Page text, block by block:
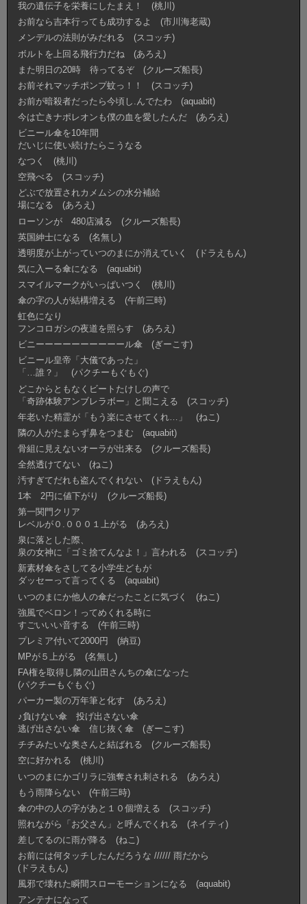
我の遺伝子を栄養にしたまえ！ (桃川)
お前なら吉本行っても成功するよ (市川海老蔵)
メンデルの法則がみだれる (スコッチ)
ボルトを上回る飛行力だね (あろえ)
また明日の20時 待ってるぞ (クルーズ船長)
お前それマッチポンプ蚊っ！！ (スコッチ)
お前が暗殺者だったら今頃し.んでたわ (aquabit)
今は亡きナポレオンも僕の血を愛したんだ (あろえ)
ビニール傘を10年間
だいじに使い続けたらこうなる
なつく (桃川)
空飛べる (スコッチ)
どぶで放置されカメムシの水分補給
場になる (あろえ)
ローソンが 480店減る (クルーズ船長)
英国紳士になる (名無し)
透明度が上がっていつのまにか消えていく (ドラえもん)
気に入ーる傘になる (aquabit)
スマイルマークがいっぱいつく (桃川)
傘の字の人が結構増える (午前三時)
虹色になり
フンコロガシの夜道を照らす (あろえ)
ビニーーーーーーーーーール傘 (ぎーこす)
ビニール皇帝「大儀であった」
「…誰？」 (パクチーもぐもぐ)
どこからともなくビートたけしの声で
「奇跡体験アンブレラボー」と聞こえる (スコッチ)
年老いた精霊が「もう楽にさせてくれ…」 (ねこ)
隣の人がたまらず鼻をつまむ (aquabit)
骨組に見えないオーラが出来る (クルーズ船長)
全然透けてない (ねこ)
汚すぎてだれも盗んでくれない (ドラえもん)
1本 2円に値下がり (クルーズ船長)
第一関門クリア
レベルが０.０００１上がる (あろえ)
泉に落とした際、
泉の女神に「ゴミ捨てんなよ！」言われる (スコッチ)
新素材傘をさしてる小学生どもが
ダッセーって言ってくる (aquabit)
いつのまにか他人の傘だったことに気づく (ねこ)
強風でベロン！ってめくれる時に
すごいいい音する (午前三時)
プレミア付いて2000円 (納豆)
MPが５上がる (名無し)
FA権を取得し隣の山田さんちの傘になった
(パクチーもぐもぐ)
パーカー製の万年筆と化す (あろえ)
♪負けない傘 投げ出さない傘
逃げ出さない傘 信じ抜く傘 (ぎーこす)
チチみたいな奥さんと結ばれる (クルーズ船長)
空に好かれる (桃川)
いつのまにかゴリラに強奪され刺される (あろえ)
もう雨降らない (午前三時)
傘の中の人の字があと１０個増える (スコッチ)
照れながら「お父さん」と呼んでくれる (ネイティ)
差してるのに雨が降る (ねこ)
お前には何タッチしたんだろうな ////// 雨だから
(ドラえもん)
風邪で壊れた瞬間スローモーションになる (aquabit)
アンテナになって